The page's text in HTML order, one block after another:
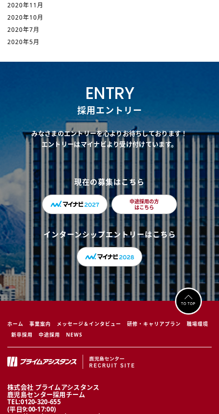
2020年11月
2020年10月
2020年7月
2020年5月
ENTRY
採用エントリー
みなさまのエントリーを心よりお待ちしております！
エントリーはマイナビより受け付けています。
現在の募集はこちら
中途採用の方
はこちら
インターンシップエントリーはこちら
ホーム 事業案内 メッセージ＆インタビュー 研修・キャリアプラン
職場環境
新卒採用
中途採用 NEWS
株式会社 プライムアシスタンス
鹿児島センター採用チーム
TEL:0120-320-655
(平日9:00-17:00)